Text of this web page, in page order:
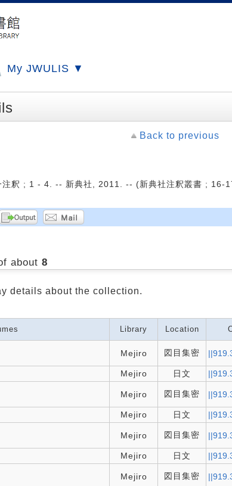
My JWULIS ▼
Back to previous
注釈 ; 1 - 4. -- 新典社, 2011. -- (新典社注釈叢書 ; 16-
about 8
details about the collection.
Library Location
Mejiro 図目集密
Mejiro 日文
Mejiro 図目集密
Mejiro 日文
Mejiro 図目集密
Mejiro 日文
Mejiro 図目集密